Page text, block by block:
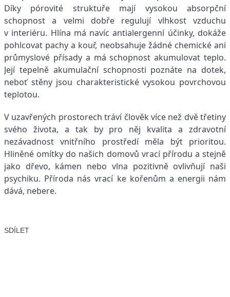
Díky pórovité struktuře mají vysokou absorpční
schopnost a velmi dobře regulují vlhkost vzduchu
v interiéru. Hlína má navíc antialergenní účinky, dokáže
pohlcovat pachy a kouř, neobsahuje žádné chemické ani
průmyslové přísady a má schopnost akumulovat teplo.
Její tepelně akumulační schopnosti poznáte na dotek,
neboť stěny jsou charakteristické vysokou povrchovou
teplotou.
V uzavřených prostorech tráví člověk více než dvě třetiny
svého života, a tak by pro něj kvalita a zdravotní
nezávadnost vnitřního prostředí měla být prioritou.
Hliněné omítky do našich domovů vrací přírodu a stejně
jako dřevo, kámen nebo vlna pozitivně ovlivňují naši
psychiku. Příroda nás vrací ke kořenům a energii nám
dává, nebere.
SDÍLET